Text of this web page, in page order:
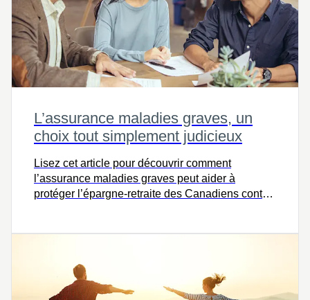
L’assurance maladies graves, un
choix tout simplement judicieux
Lisez cet article pour découvrir comment
l’assurance maladies graves peut aider à
protéger l’épargne-retraite des Canadiens contre